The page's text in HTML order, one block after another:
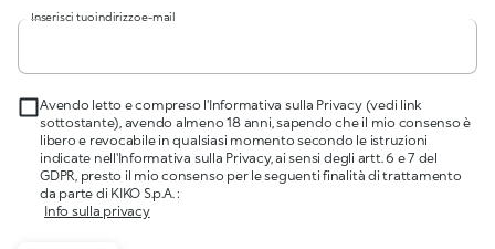
Inserisci tuo indirizzo e-mail
Avendo letto e compreso l'Informativa sulla Privacy (vedi link
sottostante), avendo almeno 18 anni, sapendo che il mio consenso è
libero e revocabile in qualsiasi momento secondo le istruzioni
indicate nell'Informativa sulla Privacy, ai sensi degli artt. 6 e 7 del
GDPR, presto il mio consenso per le seguenti finalità di trattamento
da parte di KIKO S.p.A. :
Info sulla privacy